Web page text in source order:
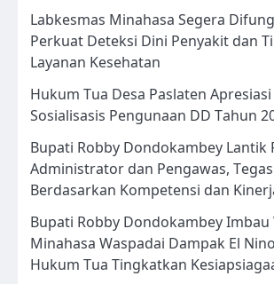
Labkesmas Minahasa Segera
Perkuat Deteksi Dini Penyakit dan
Layanan Kesehatan
Hukum Tua Desa Paslaten
Sosialisasis Pengunaan DD Tahun
Bupati Robby Dondokambey Lantik
Administrator dan Pengawas,
Berdasarkan Kompetensi dan
Bupati Robby Dondokambey Imbau
Minahasa Waspadai Dampak El
Hukum Tua Tingkatkan